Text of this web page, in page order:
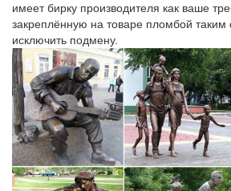
СКУЛЬПТУРЫ – КОЛЛЕКЦИЯ :
Скульптуры фигурки и статуэтки.Вы
» СКУЛЬПТУРЫ – КОЛЛЕКЦИЯ »
-символ Венеции – автор Alessandro
красивая уникальная скульптурная
муранского…
Статуэтки собак. Купить статуэтки
Маркет
Статуэтка Собачка "Манюня" ЛФЗ, арт.
имеет бирку производителя как ваше
закреплённую на товаре пломбой таким
исключить подмену.